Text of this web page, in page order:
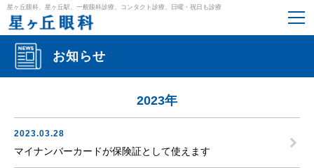
星ヶ丘眼科、星ヶ丘駅、一般眼科診療、コンタクト診療、日曜・祝日も診療
お知らせ
2023年
2023.03.28
マイナンバーカードが保険証として使えます